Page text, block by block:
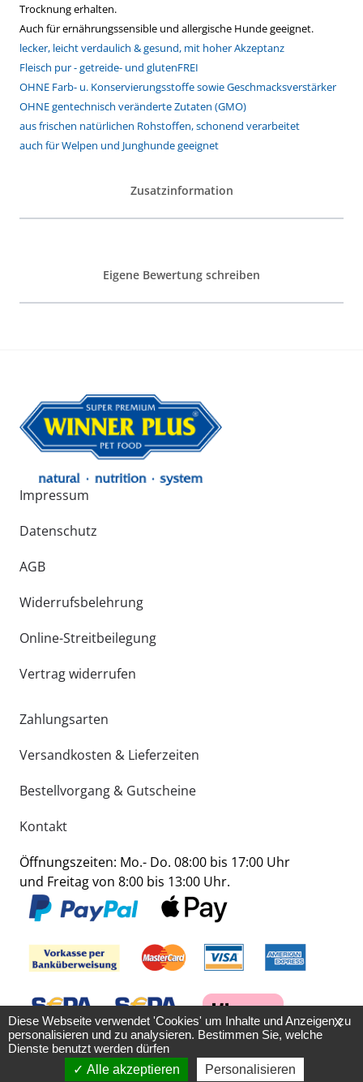
Trocknung erhalten.
Auch für ernährungssensible und allergische Hunde geeignet.
lecker, leicht verdaulich & gesund, mit hoher Akzeptanz
Fleisch pur - getreide- und glutenFREI
OHNE Farb- u. Konservierungsstoffe sowie Geschmacksverstärker
OHNE gentechnisch veränderte Zutaten (GMO)
aus frischen natürlichen Rohstoffen, schonend verarbeitet
auch für Welpen und Junghunde geeignet
Zusatzinformation
Eigene Bewertung schreiben
Impressum
Datenschutz
AGB
Widerrufsbelehrung
Online-Streitbeilegung
Vertrag widerrufen
Zahlungsarten
Versandkosten & Lieferzeiten
Bestellvorgang & Gutscheine
Kontakt
Öffnungszeiten: Mo.- Do. 08:00 bis 17:00 Uhr
und Freitag von 8:00 bis 13:00 Uhr.
X
Diese Webseite verwendet 'Cookies' um Inhalte und Anzeigen zu
personalisieren und zu analysieren. Bestimmen Sie, welche
Dienste benutzt werden dürfen
Alle akzeptieren
Personalisieren